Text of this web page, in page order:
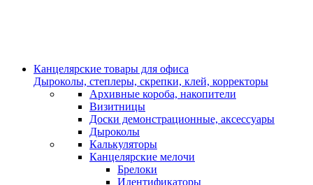
Канцелярские товары для офиса
Дыроколы, степлеры, скрепки, клей, корректоры
Архивные короба, накопители
Визитницы
Доски демонстрационные, аксессуары
Дыроколы
Калькуляторы
Канцелярские мелочи
Брелоки
Идентификаторы